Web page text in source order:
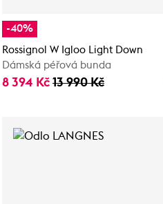
-40%
Rossignol W Igloo Light Down
Dámská péřová bunda
8 394 Kč 13 990 Kč